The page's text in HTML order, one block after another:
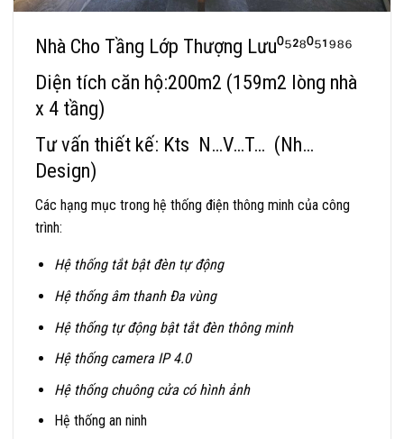
Nhà Cho Tầng Lớp Thượng Lưu⁰⁵²⁸⁰⁵¹⁹⁸⁶
Diện tích căn hộ:200m2 (159m2 lòng nhà
x 4 tầng)
Tư vấn thiết kế: Kts N…V…T… (Nh…
Design)
Các hạng mục trong hệ thống điện thông minh của công
trình:
Hệ thống tắt bật đèn tự động
Hệ thống âm thanh Đa vùng
Hệ thống tự động bật tắt đèn thông minh
Hệ thống camera IP 4.0
Hệ thống chuông cửa có hình ảnh
Hệ thống an ninh